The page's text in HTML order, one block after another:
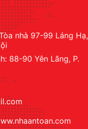
nhà 97-99 Láng Hạ,
88-90 Yên Lãng, P.